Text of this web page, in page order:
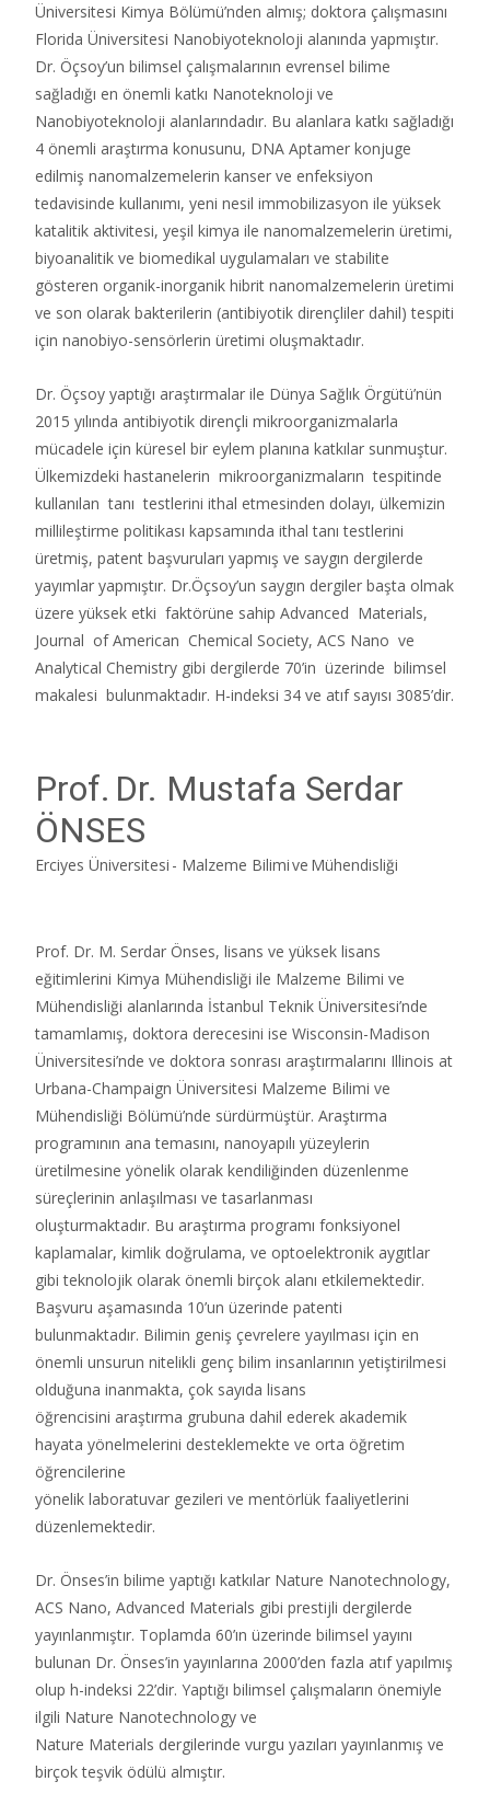
Üniversitesi Kimya Bölümü’nden almış; doktora çalışmasını
Florida Üniversitesi Nanobiyoteknoloji alanında yapmıştır.
Dr. Öçsoy’un bilimsel çalışmalarının evrensel bilime
sağladığı en önemli katkı Nanoteknoloji ve
Nanobiyoteknoloji alanlarındadır. Bu alanlara katkı sağladığı
4 önemli araştırma konusunu, DNA Aptamer konjuge
edilmiş nanomalzemelerin kanser ve enfeksiyon
tedavisinde kullanımı, yeni nesil immobilizasyon ile yüksek
katalitik aktivitesi, yeşil kimya ile nanomalzemelerin üretimi,
biyoanalitik ve biomedikal uygulamaları ve stabilite
gösteren organik-inorganik hibrit nanomalzemelerin üretimi
ve son olarak bakterilerin (antibiyotik dirençliler dahil) tespiti
için nanobiyo-sensörlerin üretimi oluşmaktadır.
Dr. Öçsoy yaptığı araştırmalar ile Dünya Sağlık Örgütü’nün
2015 yılında antibiyotik dirençli mikroorganizmalarla
mücadele için küresel bir eylem planına katkılar sunmuştur.
Ülkemizdeki hastanelerin mikroorganizmaların tespitinde
kullanılan tanı testlerini ithal etmesinden dolayı, ülkemizin
millileştirme politikası kapsamında ithal tanı testlerini
üretmiş, patent başvuruları yapmış ve saygın dergilerde
yayımlar yapmıştır. Dr.Öçsoy’un saygın dergiler başta olmak
üzere yüksek etki faktörüne sahip Advanced Materials,
Journal of American Chemical Society, ACS Nano ve
Analytical Chemistry gibi dergilerde 70’in üzerinde bilimsel
makalesi bulunmaktadır. H-indeksi 34 ve atıf sayısı 3085’dir.
Prof. Dr. Mustafa Serdar
ÖNSES
Erciyes Üniversitesi - Malzeme Bilimi ve Mühendisliği
Prof. Dr. M. Serdar Önses, lisans ve yüksek lisans
eğitimlerini Kimya Mühendisliği ile Malzeme Bilimi ve
Mühendisliği alanlarında İstanbul Teknik Üniversitesi’nde
tamamlamış, doktora derecesini ise Wisconsin-Madison
Üniversitesi’nde ve doktora sonrası araştırmalarını Illinois at
Urbana-Champaign Üniversitesi Malzeme Bilimi ve
Mühendisliği Bölümü’nde sürdürmüştür. Araştırma
programının ana temasını, nanoyapılı yüzeylerin
üretilmesine yönelik olarak kendiliğinden düzenlenme
süreçlerinin anlaşılması ve tasarlanması
oluşturmaktadır. Bu araştırma programı fonksiyonel
kaplamalar, kimlik doğrulama, ve optoelektronik aygıtlar
gibi teknolojik olarak önemli birçok alanı etkilemektedir.
Başvuru aşamasında 10’un üzerinde patenti
bulunmaktadır. Bilimin geniş çevrelere yayılması için en
önemli unsurun nitelikli genç bilim insanlarının yetiştirilmesi
olduğuna inanmakta, çok sayıda lisans
öğrencisini araştırma grubuna dahil ederek akademik
hayata yönelmelerini desteklemekte ve orta öğretim
öğrencilerine
yönelik laboratuvar gezileri ve mentörlük faaliyetlerini
düzenlemektedir.
Dr. Önses’in bilime yaptığı katkılar Nature Nanotechnology,
ACS Nano, Advanced Materials gibi prestijli dergilerde
yayınlanmıştır. Toplamda 60’ın üzerinde bilimsel yayını
bulunan Dr. Önses’in yayınlarına 2000’den fazla atıf yapılmış
olup h-indeksi 22’dir. Yaptığı bilimsel çalışmaların önemiyle
ilgili Nature Nanotechnology ve
Nature Materials dergilerinde vurgu yazıları yayınlanmış ve
birçok teşvik ödülü almıştır.